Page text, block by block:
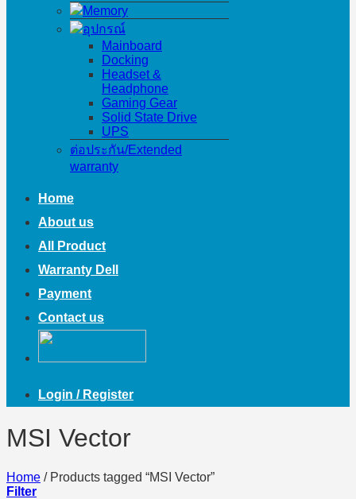
Memory
อุปกรณ์
Mainboard
Docking
Headset &
Headphone
Gaming Gear
Solid State Drive
UPS
ต่อประกัน/Extended
warranty
Home
About us
All Product
Warranty Dell
Payment
Contact us
Login / Register
MSI Vector
Home /Products tagged “MSI Vector”
Filter